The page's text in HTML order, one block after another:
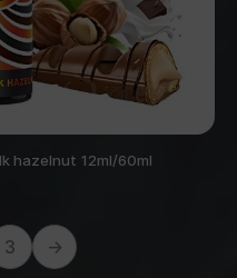
hazelnut 12ml/60ml
3 →